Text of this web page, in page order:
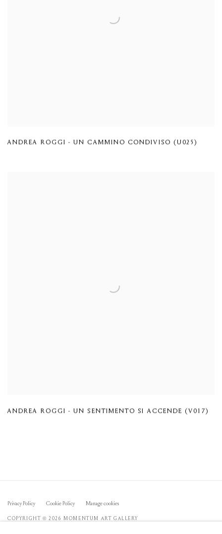
ANDREA ROGGI - UN CAMMINO CONDIVISO (U025)
ANDREA ROGGI - UN SENTIMENTO SI ACCENDE (V017)
Privacy Policy Cookie Policy Manage cookies
COPYRIGHT © 2026 MOMENTUM ART GALLERY